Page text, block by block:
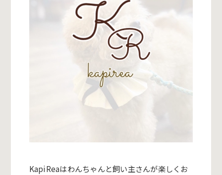
KapiReaはわんちゃんと飼い主さんが楽しくお